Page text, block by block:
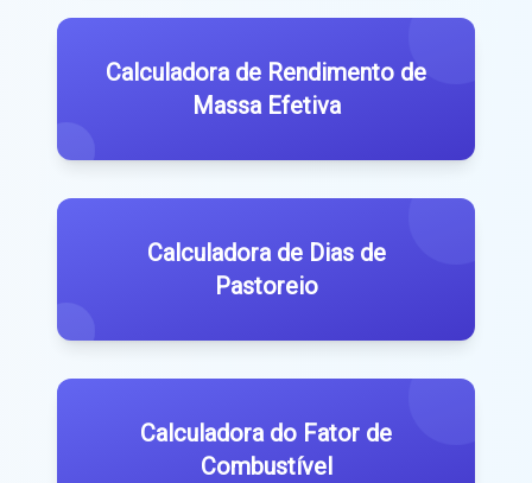
Calculadora de Rendimento de
Massa Efetiva
Calculadora de Dias de
Pastoreio
Calculadora do Fator de
Combustível